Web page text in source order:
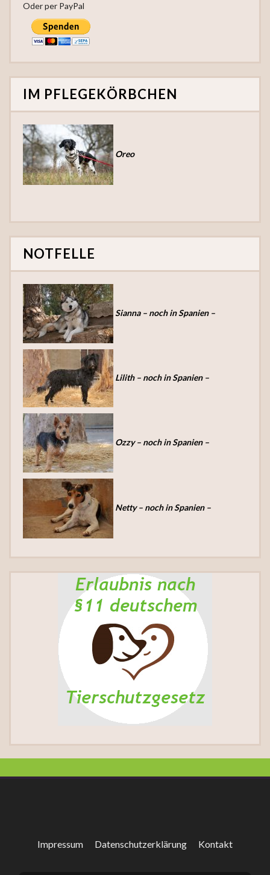
Oder per PayPal
IM PFLEGEKÖRBCHEN
Oreo
NOTFELLE
Sianna – noch in Spanien –
Lilith – noch in Spanien –
Ozzy – noch in Spanien –
Netty – noch in Spanien –
Impressum Datenschutzerklärung Kontakt